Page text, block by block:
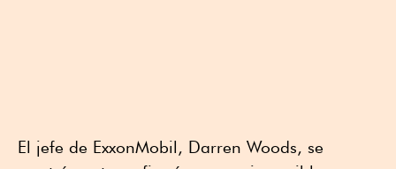
El jefe de ExxonMobil, Darren Woods, se